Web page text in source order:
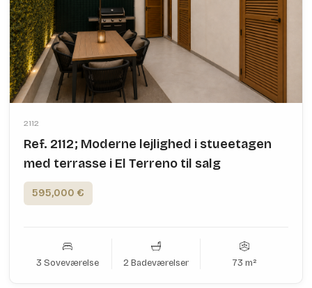
2112
Ref. 2112; Moderne lejlighed i stueetagen
med terrasse i El Terreno til salg
595,000 €
3 Soveværelse 2 Badeværelser 73 m²